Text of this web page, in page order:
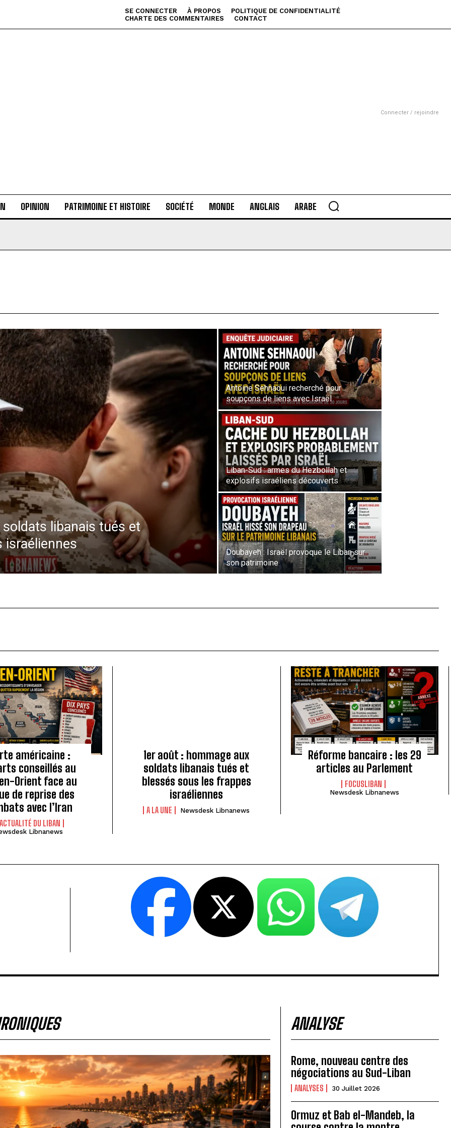
SE CONNECTER À PROPOS
POLITIQUE DE CONFIDENTIALITÉ
CHARTE DES COMMENTAIRES
CONTACT
Connecter / rejoindre
OPINION PATRIMOINE ET HISTOIRE SOCIÉTÉ MONDE ANGLAIS ARABE
libanais tués et
israéliennes
Antoine Sehnaoui recherché pour
soupçons de liens avec Israël
Liban-Sud : armes du Hezbollah et
explosifs israéliens découverts
Doubayeh : Israël provoque le Liban sur
son patrimoine
américaine :
conseillés au
Orient face au
de reprise des
avec l’Iran
DU LIBAN
Libnanews
1er août : hommage aux
soldats libanais tués et
blessés sous les frappes
israéliennes
A LA UNE Newsdesk Libnanews
Réforme bancaire : les 29
articles au Parlement
FOCUSLIBAN
Newsdesk Libnanews
ANALYSE
Rome, nouveau centre des
négociations au Sud-Liban
ANALYSES 30 Juillet 2026
Ormuz et Bab el-Mandeb, la